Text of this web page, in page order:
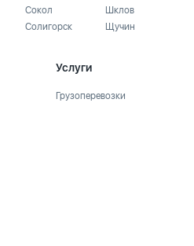
Сокол
Солигорск
Шклов
Щучин
Услуги
Грузоперевозки